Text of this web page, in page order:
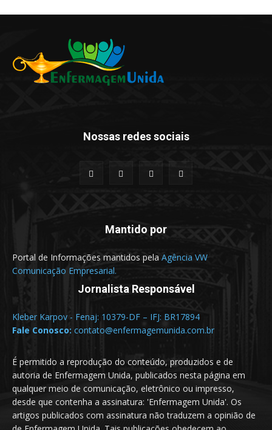
Nossas redes sociais
Mantido por
Portal de Informações mantidos pela Agência VW
Comunicação Empresarial.
Jornalista Responsável
Kleber Karpov - Fenaj: 10379-DF – IFJ: BR17894
Fale Conosco: contato@enfermagemunida.com.br
É permitido a reprodução do conteúdo, produzidos e de
autoria de Enfermagem Unida, publicados nesta página em
qualquer meio de comunicação, eletrônico ou impresso,
desde que contenha a assinatura: 'Enfermagem Unida'. Os
artigos publicados com assinatura não traduzem a opinião de